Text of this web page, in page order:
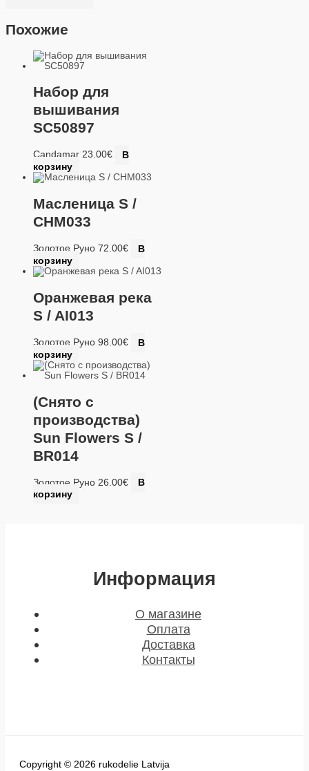
Похожие
Набор для
вышивания
SC50897
Candamar 23.00€
В
корзину
Масленица S /
CHM033
Золотое Руно 72.00€
В
корзину
Оранжевая река
S / AI013
Золотое Руно 98.00€
В
корзину
(Снято с
производства)
Sun Flowers S /
BR014
Золотое Руно 26.00€
В
корзину
Информация
О магазине
Оплата
Доставка
Контакты
Copyright © 2026 rukodelie Latvija